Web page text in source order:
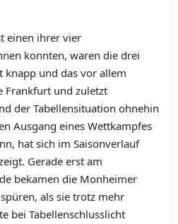
einen ihrer vier
konnten, waren die drei
knapp und das vor allem
Frankfurt und zuletzt
der Tabellensituation ohnehin
Ausgang eines Wettkampfes
hat sich im Saisonverlauf
Gerade erst am
bekamen die Monheimer
als sie trotz mehr
bei Tabellenschlusslicht